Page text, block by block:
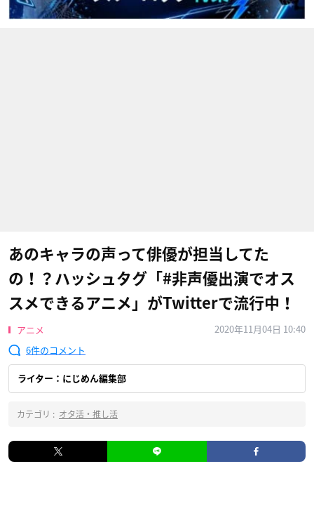
あのキャラの声って俳優が担当してた
の！？ハッシュタグ「#非声優出演でオス
スメできるアニメ」がTwitterで流行中！
アニメ
2020年11月04日 10:40
6
ライター：にじめん編集部
カテゴリ : オタ活・推し活